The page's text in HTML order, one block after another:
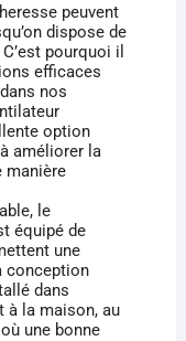
peuvent
dispose de
pourquoi il
efficaces
nos
option
améliorer la
manière
le
équipé de
une
conception
dans
à la maison, au
une bonne